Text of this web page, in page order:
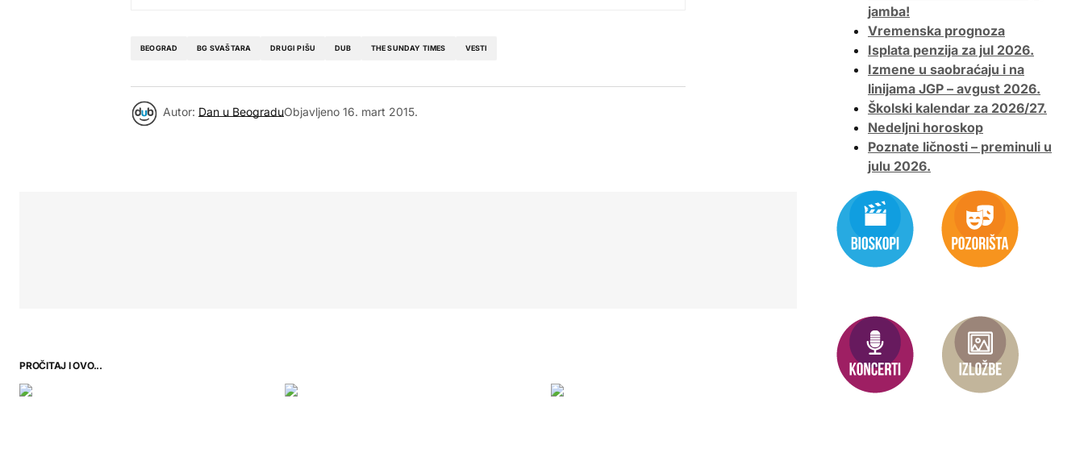
BEOGRAD BG SVAŠTARA DRUGI PIŠU DUB THE SUNDAY TIMES VESTI
Autor: Dan u BeograduObjavljeno 16. mart 2015.
PROČITAJ I OVO...
jamba!
Vremenska prognoza
Isplata penzija za jul 2026.
Izmene u saobraćaju i na
linijama JGP – avgust 2026.
Školski kalendar za 2026/27.
Nedeljni horoskop
Poznate ličnosti – preminuli u
julu 2026.